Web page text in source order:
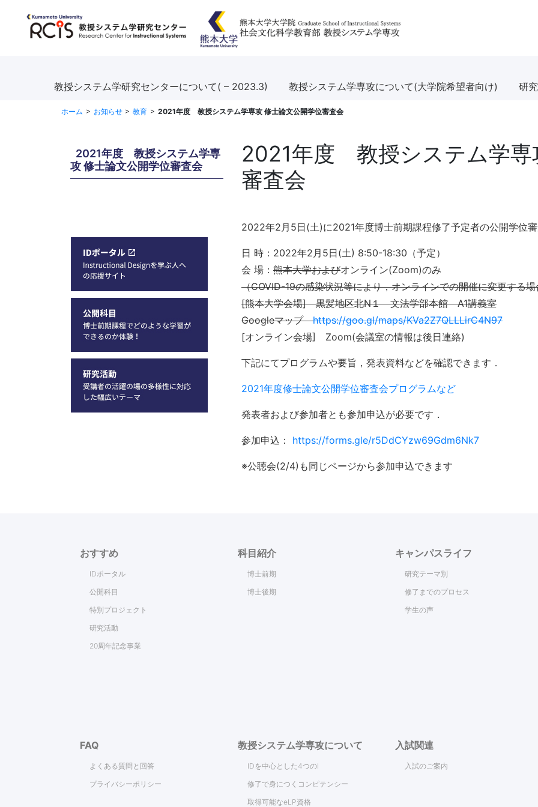
教授システム学研究センターについて( – 2023.3)
教授システム学専攻について(大学院希望者向け) 研
ホーム お知らせ 教育 2021年度 教授システム学専攻 修士論文公開学位審査会
2021年度 教授システム学専
審査会
2022年2月5日(土)に2021年度博士前期課程修了予定者の公開学位審
日 時：2022年2月5日(土) 8:50-18:30（予定）
会 場： 熊本大学およびオンライン(Zoom)のみ
（COVID-19の感染状況等により，オンラインでの開催に変更する
[熊本大学会場] 黒髪地区北N１ 文法学部本館 A1講義室
Googleマップhttps://goo.gl/maps/KVa2Z7QLLLirC4N97
[オンライン会場] Zoom(会議室の情報は後日連絡)
下記にてプログラムや要旨，発表資料などを確認できます．
2021年度修士論文公開学位審査会プログラムなど
発表者および参加者とも参加申込が必要です．
参加申込： https://forms.gle/r5DdCYzw69Gdm6Nk7
※公聴会(2/4)も同じページから参加申込できます
2021年度 教授システム学専
攻 修士論文公開学位審査会
おすすめ
IDポータル
公開科目
特別プロジェクト
研究活動
20周年記念事業
科目紹介
博士前期
博士後期
キャンパスライフ
研究テーマ別
修了までのプロセス
学生の声
FAQ
よくある質問と回答
プライバシーポリシー
教授システム学専攻について
IDを中心とした4つのI
修了で身につくコンピテンシー
取得可能なeLP資格
入試関連
入試のご案内